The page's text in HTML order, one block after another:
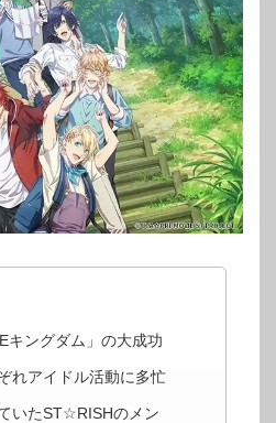
キングダム」の大成功
れアイドル活動に多忙
いたST☆RISHのメン